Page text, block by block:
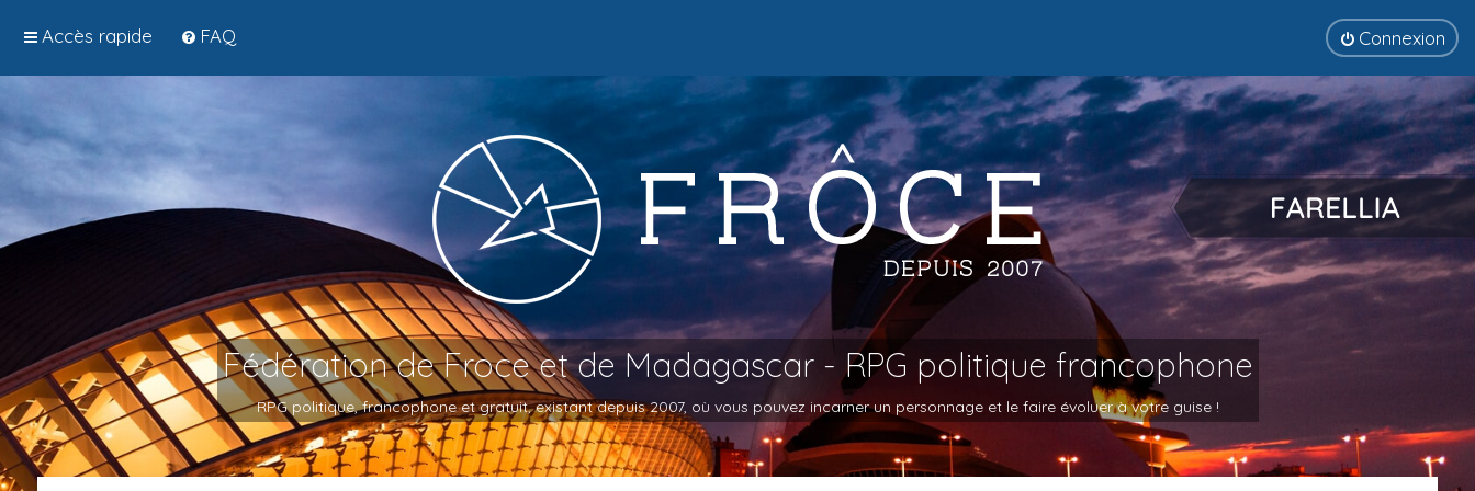
Accès rapide FAQ Connexion
Fédération de Froce et de Madagascar - RPG politique francophone
RPG politique, francophone et gratuit, existant depuis 2007, où vous pouvez incarner un personnage et le faire évoluer à votre guise !